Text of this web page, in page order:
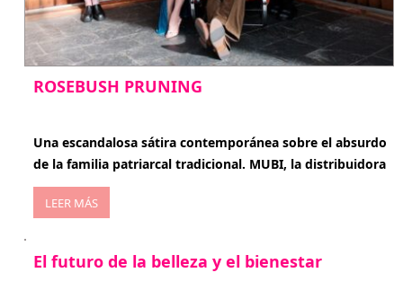
ROSEBUSH PRUNING
Una escandalosa sátira contemporánea sobre el absurdo
de la familia patriarcal tradicional. MUBI, la distribuidora
LEER MÁS
El futuro de la belleza y el bienestar